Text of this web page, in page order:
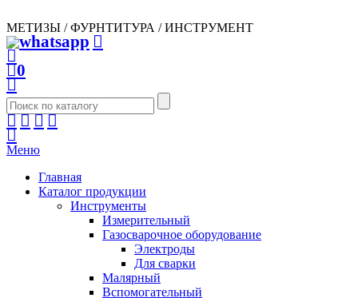
МЕТИЗЫ / ФУРНТИТУРА / ИНСТРУМЕНТ
0
Меню
Главная
Каталог продукции
Инструменты
Измерительный
Газосварочное оборудование
Электроды
Для сварки
Малярный
Вспомогательный